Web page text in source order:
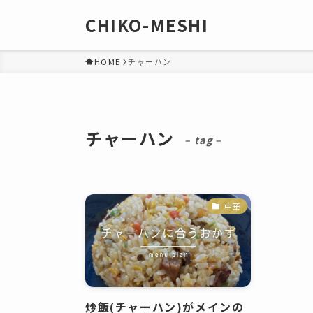
CHIKO-MESHI
HOME チャーハン
チャーハン – tag –
中華
炒飯(チャーハン)がメインの